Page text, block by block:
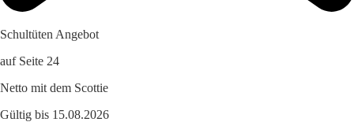
Schultüten Angebot
auf Seite 24
Netto mit dem Scottie
Gültig bis 15.08.2026